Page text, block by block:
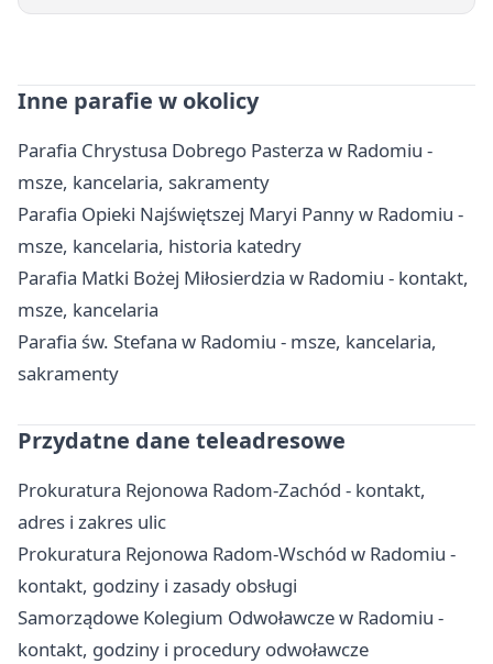
Inne parafie w okolicy
Parafia Chrystusa Dobrego Pasterza w Radomiu -
msze, kancelaria, sakramenty
Parafia Opieki Najświętszej Maryi Panny w Radomiu -
msze, kancelaria, historia katedry
Parafia Matki Bożej Miłosierdzia w Radomiu - kontakt,
msze, kancelaria
Parafia św. Stefana w Radomiu - msze, kancelaria,
sakramenty
Przydatne dane teleadresowe
Prokuratura Rejonowa Radom-Zachód - kontakt,
adres i zakres ulic
Prokuratura Rejonowa Radom-Wschód w Radomiu -
kontakt, godziny i zasady obsługi
Samorządowe Kolegium Odwoławcze w Radomiu -
kontakt, godziny i procedury odwoławcze